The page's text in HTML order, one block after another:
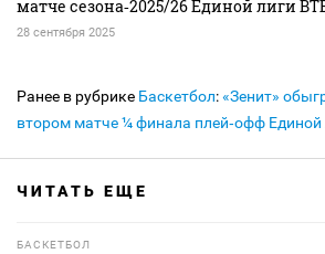
матче сезона‑2025/26 Единой лиги
28 сентября 2025
Ранее в рубрике Баскетбол:«Зенит»
втором матче ¼ финала плей‑офф Единой
ЧИТАТЬ ЕЩЕ
БАСКЕТБОЛ